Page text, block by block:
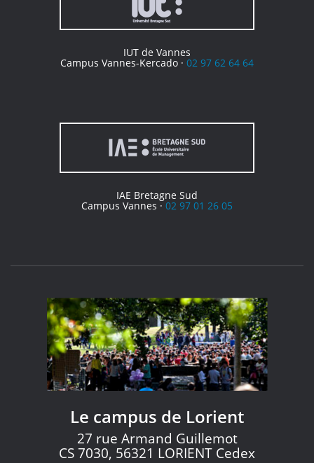
IUT de Vannes
Campus Vannes-Kercado · 02 97 62 64 64
IAE Bretagne Sud
Campus Vannes ·02 97 01 26 05
Le campus de Lorient
27 rue Armand Guillemot
CS 7030, 56321 LORIENT Cedex